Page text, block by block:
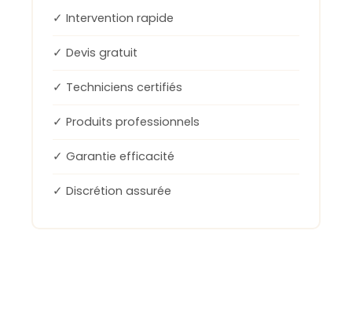
✓ Intervention rapide
✓ Devis gratuit
✓ Techniciens certifiés
✓ Produits professionnels
✓ Garantie efficacité
✓ Discrétion assurée